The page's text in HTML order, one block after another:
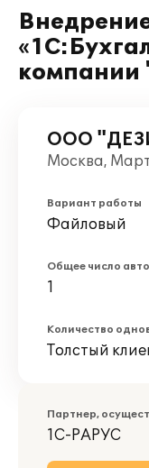
ООО
Москва,
Вариант работы
Файловый
Общее число
1
Количество
Толстый
Партнер,
1С-РАРУС